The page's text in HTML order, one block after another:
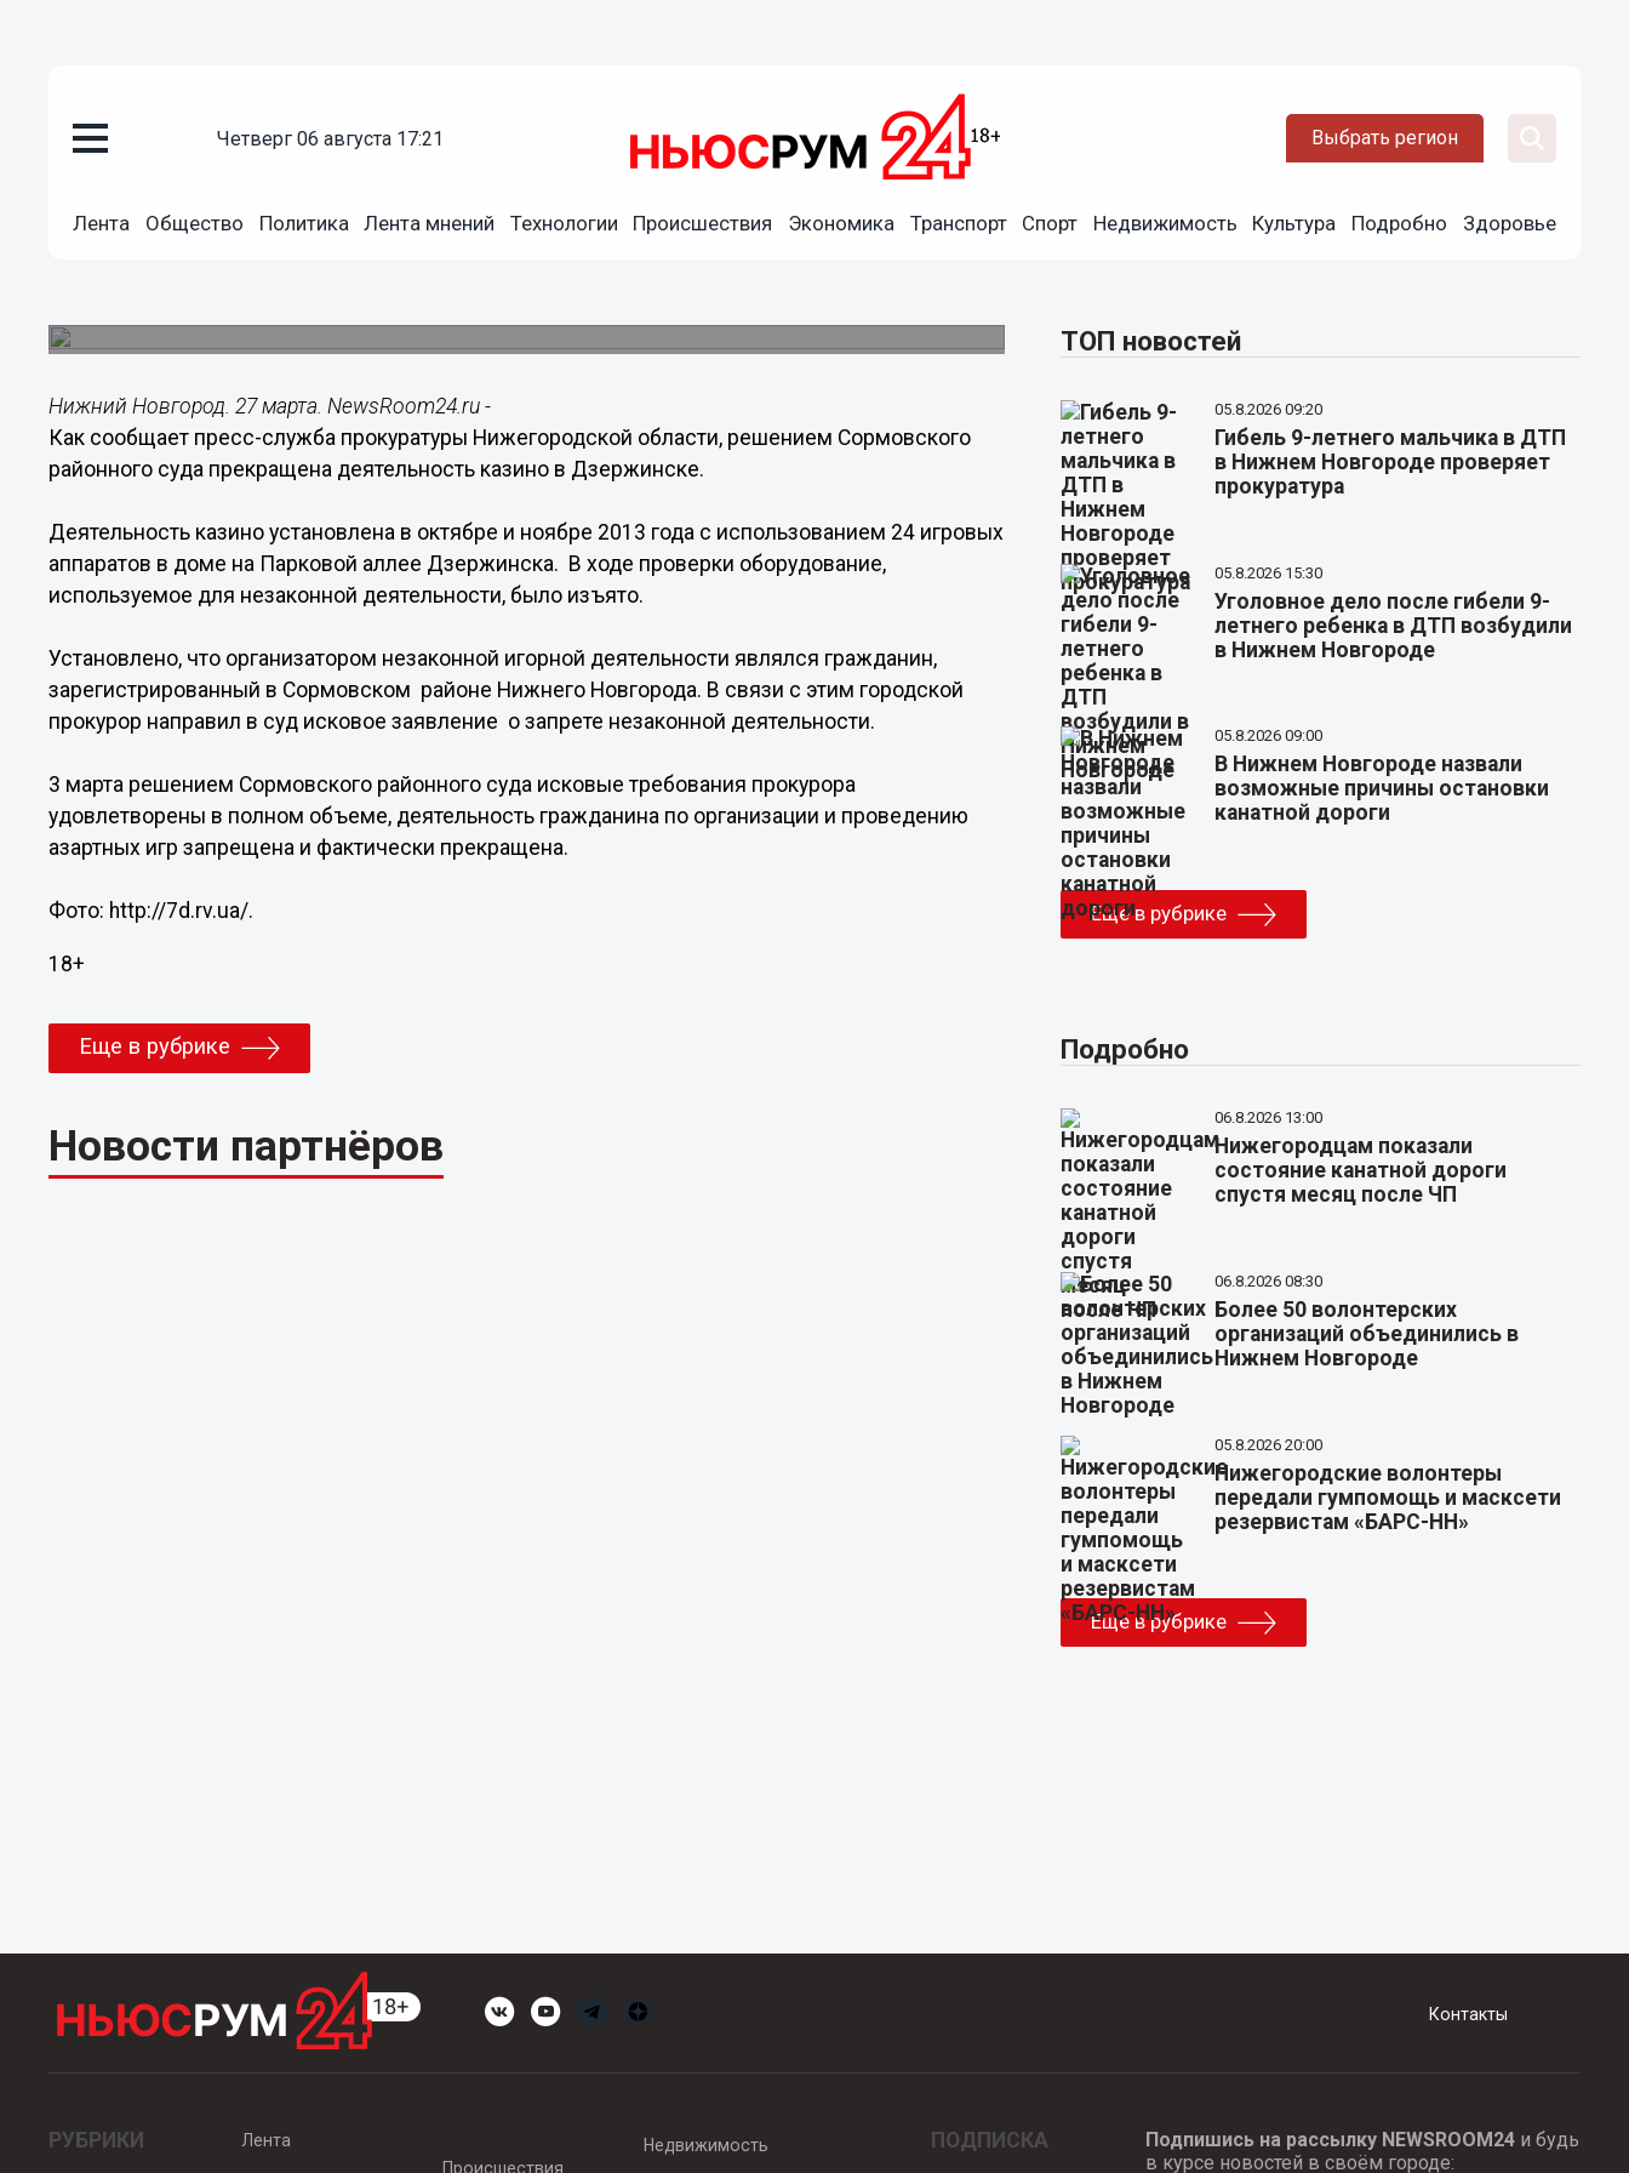
четверг 06 августа 17:21 Выбрать регион
Лента Общество Политика Лента мнений Технологии Происшествия Экономика Транспорт Спорт Недвижимость Культура Подробно Здоровье
Казино в Дзержинске ликвидировано решением
Нижний Новгород. 27 марта. NewsRoom24.ru -
Как сообщает пресс-служба прокуратуры Нижегородской области, решением Сормовского
районного суда прекращена деятельность казино в Дзержинске.
Деятельность казино установлена в октябре и ноябре 2013 года с использованием 24 игровых
аппаратов в доме на Парковой аллее Дзержинска. В ходе проверки оборудование,
используемое для незаконной деятельности, было изъято.
Установлено, что организатором незаконной игорной деятельности являлся гражданин,
зарегистрированный в Сормовском районе Нижнего Новгорода. В связи с этим городской
прокурор направил в суд исковое заявление о запрете незаконной деятельности.
3 марта решением Сормовского районного суда исковые требования прокурора
удовлетворены в полном объеме, деятельность гражданина по организации и проведению
азартных игр запрещена и фактически прекращена.
Фото: http://7d.rv.ua/.
18+
Еще в рубрике
Новости партнёров
ТОП новостей
05.8.2026 09:20
Гибель 9-летнего мальчика в ДТП
в Нижнем Новгороде проверяет
прокуратура
05.8.2026 15:30
Уголовное дело после гибели 9-
летнего ребенка в ДТП возбудили
в Нижнем Новгороде
05.8.2026 09:00
В Нижнем Новгороде назвали
возможные причины остановки
канатной дороги
Еще в рубрике
Подробно
06.8.2026 13:00
Нижегородцам показали
состояние канатной дороги
спустя месяц после ЧП
06.8.2026 08:30
Более 50 волонтерских
организаций объединились в
Нижнем Новгороде
05.8.2026 20:00
Нижегородские волонтеры
передали гумпомощь и масксети
резервистам «БАРС-НН»
Еще в рубрике
Контакты
РУБРИКИ
Лента
Происшествия
Недвижимость ПОДПИСКА Подпишись на рассылку NEWSROOM24и будь
в курсе новостей в своём городе: